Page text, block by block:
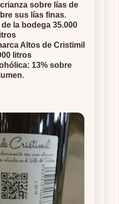
sobre lías de
sus lías finas.
la bodega 35.000
litros
Altos de Cristimil
litros
13% sobre